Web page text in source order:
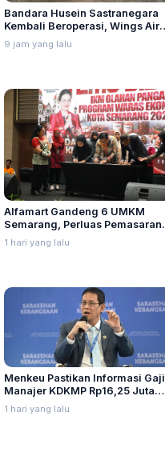
Bandara Husein Sastranegara
Kembali Beroperasi, Wings Air
Buka Rute Penerbangan
Bandung-Palembang
9 jam yang lalu
Alfamart Gandeng 6 UMKM
Semarang, Perluas Pemasaran
Produk Lokal
1 hari yang lalu
Menkeu Pastikan Informasi Gaji
Manajer KDKMP Rp16,25 Juta
Tidak Benar
1 hari yang lalu